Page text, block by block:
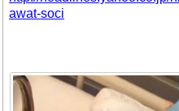
awat-soci